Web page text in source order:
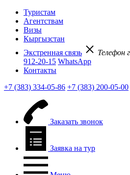
Туристам
Агентствам
Визы
Кыргызстан
Экстренная связь
Телефон
912-20-15 WhatsApp
Контакты
+7 (383) 334-05-86 +7 (383) 200-05-00
Заказать звонок
Заявка на тур